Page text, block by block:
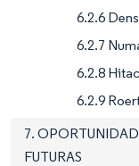
6.2.6
6.2.7
6.2.8
6.2.9
7.
FUTURAS